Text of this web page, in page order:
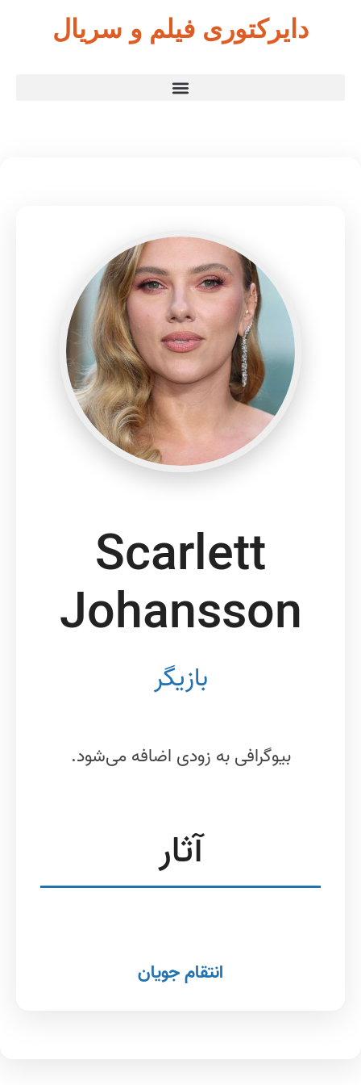
دایرکتوری فیلم و سریال
Scarlett
Johansson
بازیگر
بیوگرافی به زودی اضافه می‌شود.
آثار
انتقام جویان